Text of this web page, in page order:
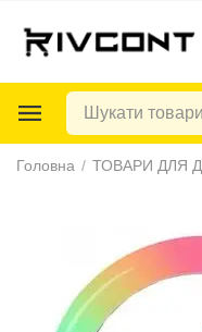
Головна / ТОВАРИ ДЛЯ